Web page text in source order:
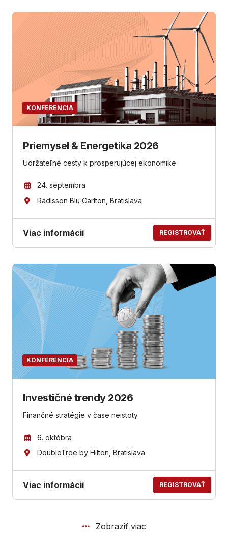
KONFERENCIA
Priemysel & Energetika 2026
Udržateľné cesty k prosperujúcej ekonomike
24. septembra
Radisson Blu Carlton , Bratislava
Viac informácií REGISTROVAŤ
KONFERENCIA
Investičné trendy 2026
Finančné stratégie v čase neistoty
6. októbra
DoubleTree by Hilton , Bratislava
Viac informácií REGISTROVAŤ
Zobraziť viac